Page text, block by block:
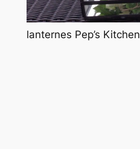
lanternes Pep’s Kitchen